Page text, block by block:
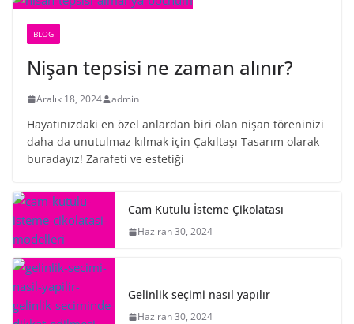
BLOG
Nişan tepsisi ne zaman alınır?
Aralık 18, 2024 admin
Hayatınızdaki en özel anlardan biri olan nişan töreninizi
daha da unutulmaz kılmak için Çakıltaşı Tasarım olarak
buradayız! Zarafeti ve estetiği
Cam Kutulu İsteme Çikolatası
Haziran 30, 2024
Gelinlik seçimi nasıl yapılır
Haziran 30, 2024